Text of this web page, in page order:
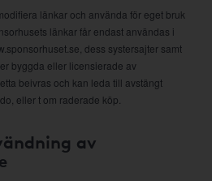
länkar och använda för eget bruk
länkar får endast användas i
dess systersajter samt
byggda eller licensierade av
beivras och kan leda till avstängt
eller t om raderade köp.
av